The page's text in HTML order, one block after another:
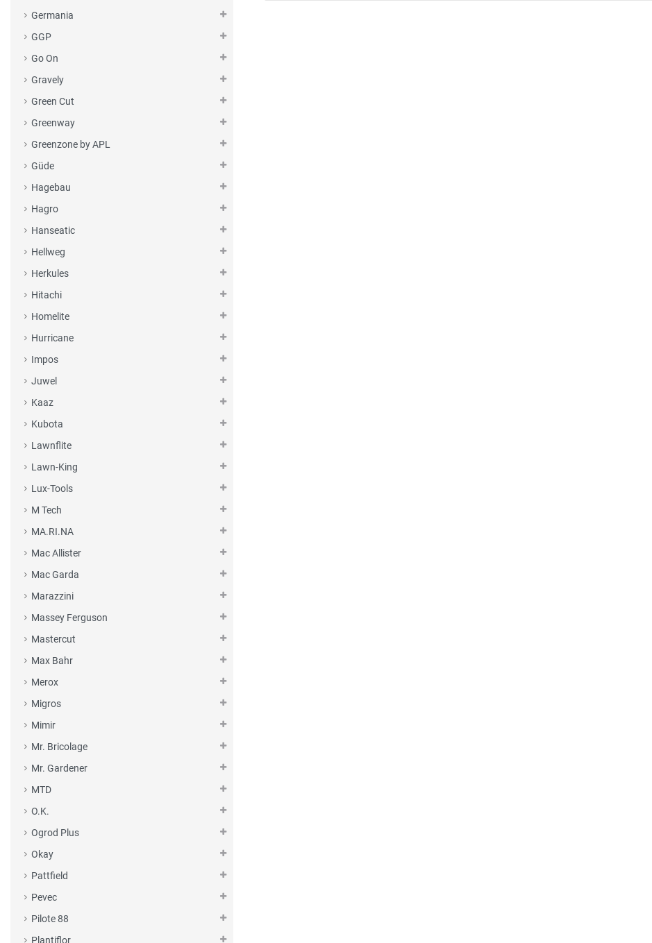
Germania
GGP
Go On
Gravely
Green Cut
Greenway
Greenzone by APL
Güde
Hagebau
Hagro
Hanseatic
Hellweg
Herkules
Hitachi
Homelite
Hurricane
Impos
Juwel
Kaaz
Kubota
Lawnflite
Lawn-King
Lux-Tools
M Tech
MA.RI.NA
Mac Allister
Mac Garda
Marazzini
Massey Ferguson
Mastercut
Max Bahr
Merox
Migros
Mimir
Mr. Bricolage
Mr. Gardener
MTD
O.K.
Ogrod Plus
Okay
Pattfield
Pevec
Pilote 88
Plantiflor